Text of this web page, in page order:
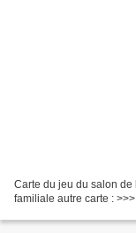
Carte du jeu du salon
familiale autre carte :